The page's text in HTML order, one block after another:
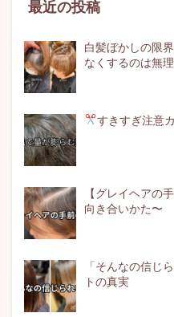
最近の投稿
白髪ぼかしの限
なくするのは無
すきすぎ注意
【グレイヘアの
向き合いかた〜
「そんなの信じ
トの真実